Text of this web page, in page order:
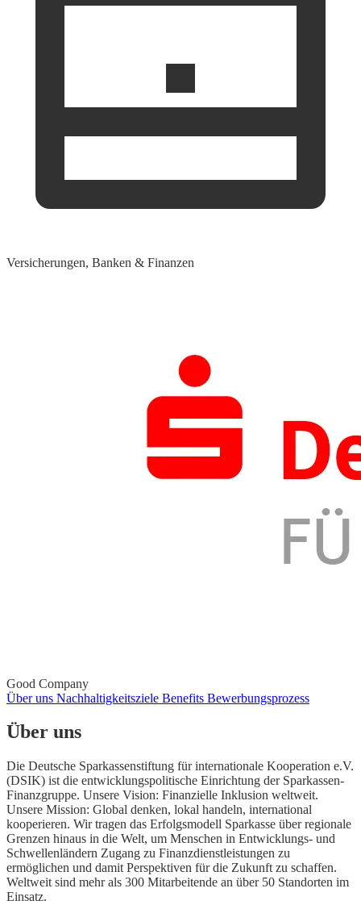
Versicherungen, Banken & Finanzen
Good Company
Über uns Nachhaltigkeitsziele Benefits Bewerbungsprozess
Über uns
Die Deutsche Sparkassenstiftung für internationale Kooperation e.V.
(DSIK) ist die entwicklungspolitische Einrichtung der Sparkassen-
Finanzgruppe. Unsere Vision: Finanzielle Inklusion weltweit.
Unsere Mission: Global denken, lokal handeln, international
kooperieren. Wir tragen das Erfolgsmodell Sparkasse über regionale
Grenzen hinaus in die Welt, um Menschen in Entwicklungs- und
Schwellenländern Zugang zu Finanzdienstleistungen zu
ermöglichen und damit Perspektiven für die Zukunft zu schaffen.
Weltweit sind mehr als 300 Mitarbeitende an über 50 Standorten im
Einsatz.